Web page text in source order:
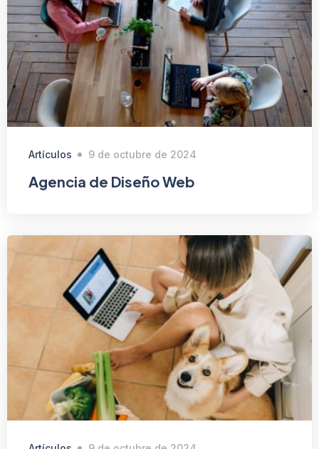
Artículos 9 de octubre de 2024
Agencia de Diseño Web